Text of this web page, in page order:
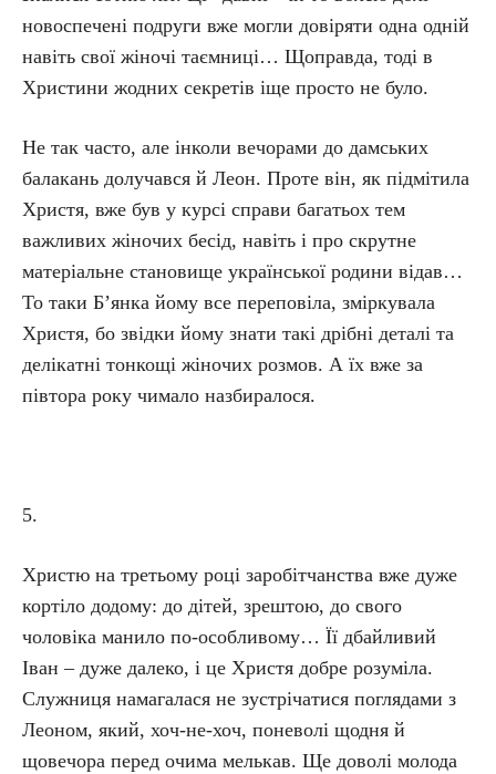
новоспечені подруги вже могли довіряти одна одній
навіть свої жіночі таємниці… Щоправда, тоді в
Христини жодних секретів іще просто не було.
Не так часто, але інколи вечорами до дамських
балакань долучався й Леон. Проте він, як підмітила
Христя, вже був у курсі справи багатьох тем
важливих жіночих бесід, навіть і про скрутне
матеріальне становище української родини відав…
То таки Б’янка йому все переповіла, зміркувала
Христя, бо звідки йому знати такі дрібні деталі та
делікатні тонкощі жіночих розмов. А їх вже за
півтора року чимало назбиралося.
5.
Христю на третьому році заробітчанства вже дуже
кортіло додому: до дітей, зрештою, до свого
чоловіка манило по-особливому… Її дбайливий
Іван – дуже далеко, і це Христя добре розуміла.
Служниця намагалася не зустрічатися поглядами з
Леоном, який, хоч-не-хоч, поневолі щодня й
щовечора перед очима мелькав. Ще доволі молода